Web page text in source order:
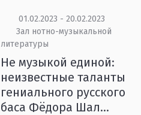
01.02.2023 - 20.02.2023
Зал нотно-музыкальной
литературы
Не музыкой единой:
неизвестные таланты
гениального русского
баса Фёдора Шал...